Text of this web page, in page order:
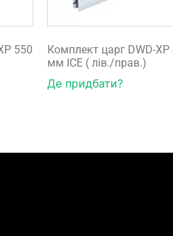
550
Комплект царг DWD-XP
мм ICE ( лів./прав.)
Де придбати?